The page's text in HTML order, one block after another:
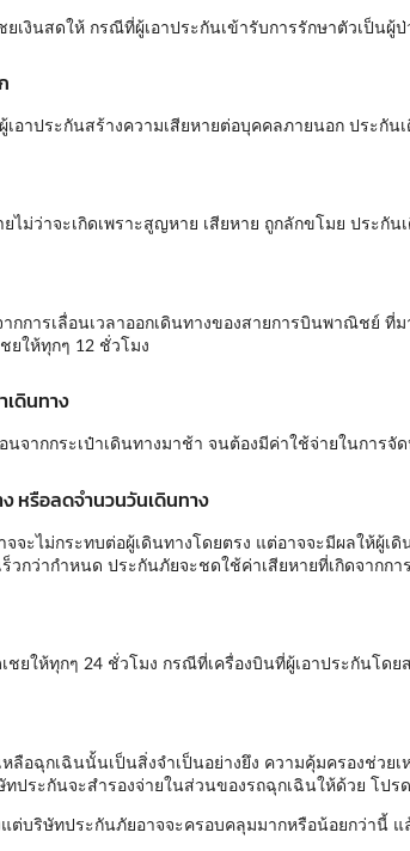
ยเงินสดให้ กรณีที่ผู้เอาประกันเข้ารับการรักษาตัวเป็นผู้ป่
เอาประกันสร้างความเสียหายต่อบุคคลภายนอก ประกัน
ไม่ว่าจะเกิดเพราะสูญหาย เสียหาย ถูกลักขโมย ประกัน
กการเลื่อนเวลาออกเดินทางของสายการบินพาณิชย์
ยให้ทุกๆ 12 ชั่วโมง
เดินทาง
นจากกระเป๋าเดินทางมาช้า จนต้องมีค่าใช้จ่ายในการ
หรือลดจำนวนวันเดินทาง
จจะไม่กระทบต่อผู้เดินทางโดยตรง แต่อาจจะมีผลให้ผู้
ร็วกว่ากำหนด ประกันภัยจะชดใช้ค่าเสียหายที่เกิดจาก
ชยให้ทุกๆ 24 ชั่วโมง กรณีที่เครื่องบินที่ผู้เอาประกันโดย
ลือฉุกเฉินนั้นเป็นสิ่งจำเป็นอย่างยึง ความคุ้มครองช่วย
ประกันจะสำรองจ่ายในส่วนของรถฉุกเฉินให้ด้วย โป
ต่บริษัทประกันภัยอาจจะครอบคลุมมากหรือน้อยกว่านี้